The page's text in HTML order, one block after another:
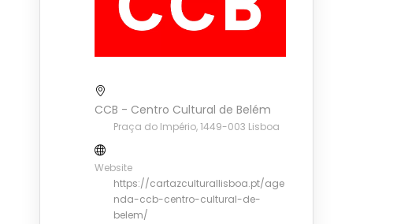
CCB - Centro Cultural de Belém
Praça do Império, 1449-003 Lisboa
Website
https://cartazculturallisboa.pt/age
nda-ccb-centro-cultural-de-
belem/